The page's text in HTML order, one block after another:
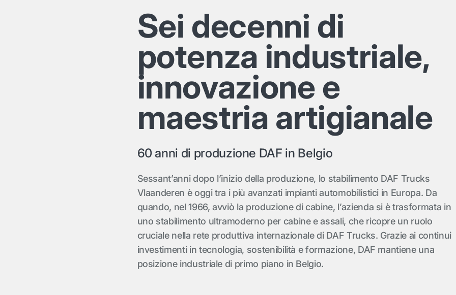
Sei decenni di
potenza industriale,
innovazione e
maestria artigianale
60 anni di produzione DAF in Belgio
Sessant’anni dopo l’inizio della produzione, lo stabilimento DAF Trucks
Vlaanderen è oggi tra i più avanzati impianti automobilistici in Europa. Da
quando, nel 1966, avviò la produzione di cabine, l’azienda si è trasformata in
uno stabilimento ultramoderno per cabine e assali, che ricopre un ruolo
cruciale nella rete produttiva internazionale di DAF Trucks. Grazie ai continui
investimenti in tecnologia, sostenibilità e formazione, DAF mantiene una
posizione industriale di primo piano in Belgio.